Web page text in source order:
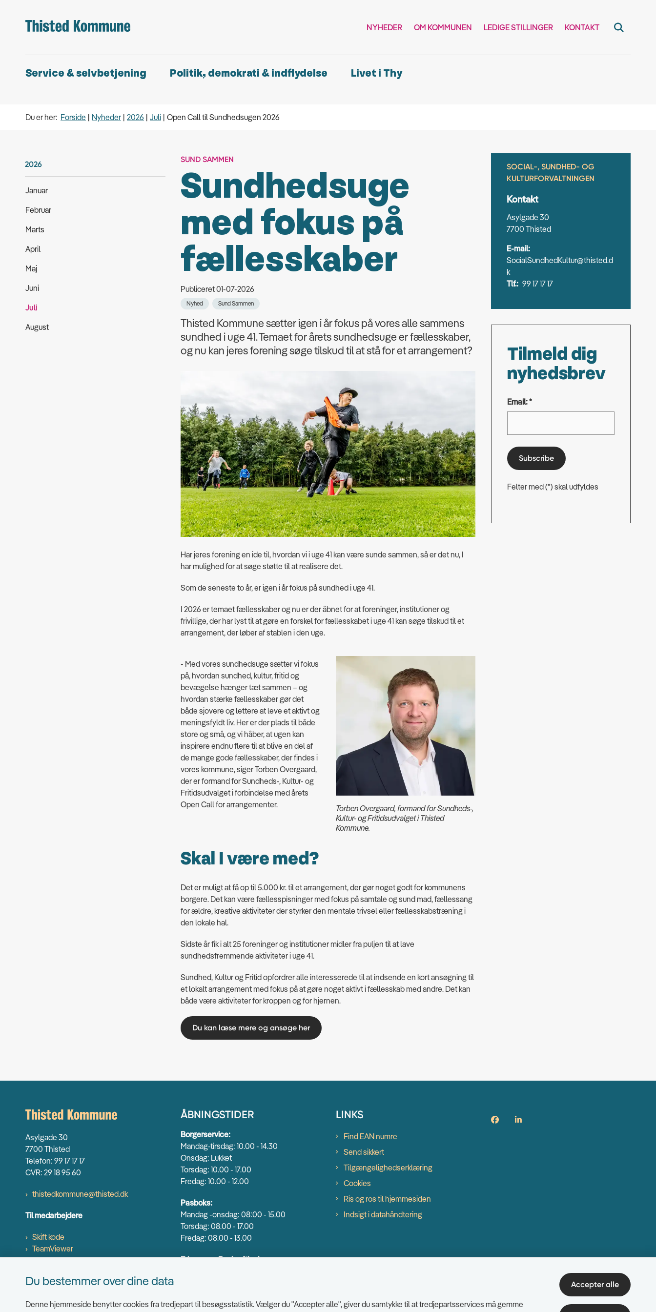
NYHEDER OM KOMMUNEN LEDIGE STILLINGER KONTAKT
Service & selvbetjening Politik, demokrati & indflydelse Livet i Thy
Du er her: Forside Nyheder 2026 Juli Open Call til Sundhedsugen 2026
2026
Januar
Februar
Marts
April
Maj
Juni
Juli
August
SUND SAMMEN
Sundhedsuge
med fokus på
fællesskaber
Publiceret 01-07-2026
Nyhed Sund Sammen
Thisted Kommune sætter igen i år fokus på vores alle sammens
sundhed i uge 41. Temaet for årets sundhedsuge er fællesskaber,
og nu kan jeres forening søge tilskud til at stå for et arrangement?
Har jeres forening en ide til, hvordan vi i uge 41 kan være sunde sammen, så er det nu, I
har mulighed for at søge støtte til at realisere det.
Som de seneste to år, er igen i år fokus på sundhed i uge 41.
I 2026 er temaet fællesskaber og nu er der åbnet for at foreninger, institutioner og
frivillige, der har lyst til at gøre en forskel for fællesskabet i uge 41 kan søge tilskud til et
arrangement, der løber af stablen i den uge.
- Med vores sundhedsuge sætter vi fokus
på, hvordan sundhed, kultur, fritid og
bevægelse hænger tæt sammen – og
hvordan stærke fællesskaber gør det
både sjovere og lettere at leve et aktivt og
meningsfyldt liv. Her er der plads til både
store og små, og vi håber, at ugen kan
inspirere endnu flere til at blive en del af
de mange gode fællesskaber, der findes i
vores kommune, siger Torben Overgaard,
der er formand for Sundheds-, Kultur- og
Fritidsudvalget i forbindelse med årets
Open Call for arrangementer.
Torben Overgaard, formand for Sundheds-,
Kultur- og Fritidsudvalget i Thisted
Kommune.
Skal I være med?
Det er muligt at få op til 5.000 kr. til et arrangement, der gør noget godt for kommunens
borgere. Det kan være fællesspisninger med fokus på samtale og sund mad, fællessang
for ældre, kreative aktiviteter der styrker den mentale trivsel eller fællesskabstræning i
den lokale hal.
Sidste år fik i alt 25 foreninger og institutioner midler fra puljen til at lave
sundhedsfremmende aktiviteter i uge 41.
Sundhed, Kultur og Fritid opfordrer alle interesserede til at indsende en kort ansøgning til
et lokalt arrangement med fokus på at gøre noget aktivt i fællesskab med andre. Det kan
både være aktiviteter for kroppen og for hjernen.
Du kan læse mere og ansøge her
SOCIAL-, SUNDHED- OG
KULTURFORVALTNINGEN
Kontakt
Asylgade 30
7700 Thisted
E-mail:
SocialSundhedKultur@thisted.d
k
Tlf.: 99 17 17 17
Tilmeld dig
nyhedsbrev
Email: *
Subscribe
Felter med (*) skal udfyldes
Asylgade 30
7700 Thisted
Telefon: 99 17 17 17
CVR: 29 18 95 60
thistedkommune@thisted.dk
Til medarbejdere
Skift kode
TeamViewer
ÅBNINGSTIDER
Borgerservice:
Mandag-tirsdag: 10.00 - 14.30
Onsdag: Lukket
Torsdag: 10.00 - 17.00
Fredag: 10.00 - 12.00
Pasboks:
Mandag -onsdag: 08:00 - 15.00
Torsdag: 08.00 - 17.00
Fredag: 08.00 - 13.00
Erhverv og Beskæftigelse:
LINKS
Find EAN numre
Send sikkert
Tilgængelighedserklæring
Cookies
Ris og ros til hjemmesiden
Indsigt i datahåndtering
Du bestemmer over dine data
Denne hjemmeside benytter cookies fra tredjepart til besøgsstatistik. Vælger du "Accepter alle", giver du samtykke til at tredjepartsservices må gemme
Accepter alle